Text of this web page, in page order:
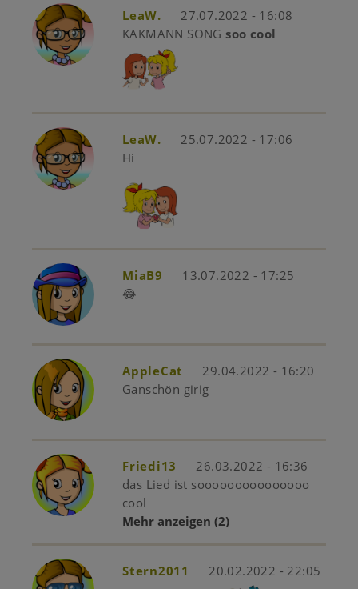
LeaW.
27.07.2022 - 16:08
KAKMANN SONG soo cool
LeaW.
25.07.2022 - 17:06
Hi
MiaB9
13.07.2022 - 17:25
😂
AppleCat
29.04.2022 - 16:20
Ganschön girig
Friedi13
26.03.2022 - 16:36
das Lied ist sooooooooooooooo
cool
Mehr anzeigen (2)
Stern2011 20.02.2022 - 22:05